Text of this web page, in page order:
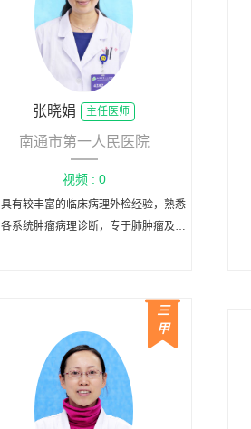
张晓娟 主任医师
南通市第一人民医院
视频 : 0
具有较丰富的临床病理外检经验，熟悉
各系统肿瘤病理诊断，专于肺肿瘤及中
三
甲